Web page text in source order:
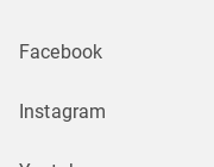
Facebook
Instagram